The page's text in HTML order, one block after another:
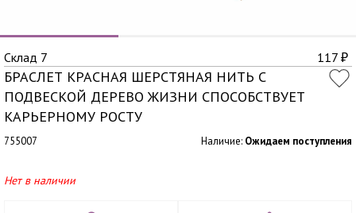
Склад 7 117 ₽
БРАСЛЕТ КРАСНАЯ ШЕРСТЯНАЯ НИТЬ С
ПОДВЕСКОЙ ДЕРЕВО ЖИЗНИ СПОСОБСТВУЕТ
КАРЬЕРНОМУ РОСТУ
755007 Наличие: Ожидаем поступления
Нет в наличии